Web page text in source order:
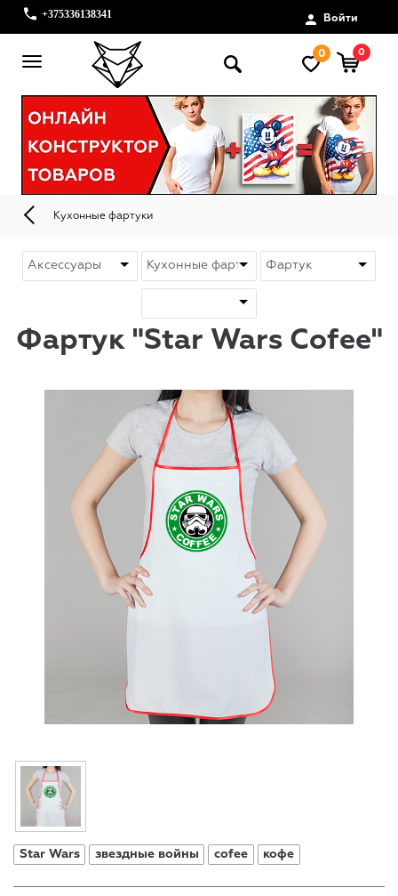
+375336138341 Войти
0 0
Кухонные фартуки
Фартук "Star Wars Cofee"
Star Wars звездные войны cofee кофе